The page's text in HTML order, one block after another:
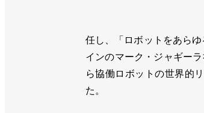
任し、「ロボットをあら
インのマーク・ジャギー
ら協働ロボットの世界的
た。